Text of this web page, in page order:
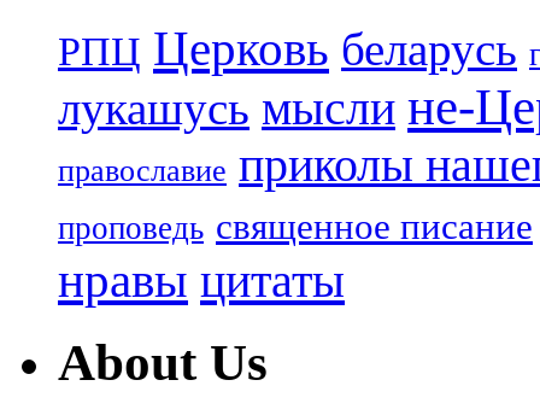
РПЦ Церковь беларусь
лукашусь мысли не-
православие приколы
проповедь священное писание
нравы цитаты
About Us